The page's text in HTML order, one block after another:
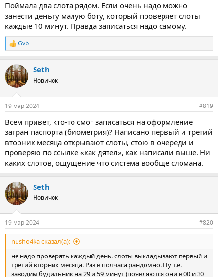
Поймала два слота рядом. Если очень надо можно
занести деньгу малую боту, который проверяет слоты
каждые 10 минут. Правда записаться надо самому.
R
e
c
t
i
s
Gvb
Seth
Новичок
19 мар 2024 #819
Всем привет, кто-то смог записаться на оформление
загран паспорта (биометрия)? Написано первый и третий
вторник месяца открывают слоты, стою в очереди и
проверяю по ссылке «как дятел», как написали выше. Ни
каких слотов, ощущение что система вообще сломана.
Seth
Новичок
19 мар 2024 #820
nusho4ka сказал(а):
не надо проверять каждый день. слоты выкладывают первый и
третий вторник месяца. Раз в полчаса рандомно. Ну т.е.
заводим будильник на 29 и 59 минут (появляются они в 00 и 30